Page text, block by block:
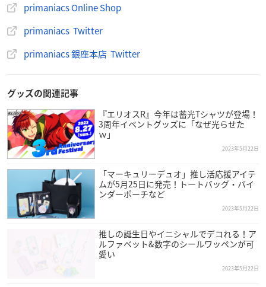
primaniacs Online Shop
primaniacs Twitter
primaniacs 銀座本店 Twitter
グッズの関連記事
『エリオスR』今年は蓄光Tシャツが登場！
3周年イベントグッズに「なぜ光らせた
ｗ」
2023年5月22日
「マーキュリーデュオ」推し活応援アイテ
ムが5月25日に発売！トートバッグ・バイ
ンダーポーチなど
2023年5月22日
推しの誕生日やイニシャルでデコれる！ア
ルファベット&数字のシールワッペンが可
愛い
2023年5月22日